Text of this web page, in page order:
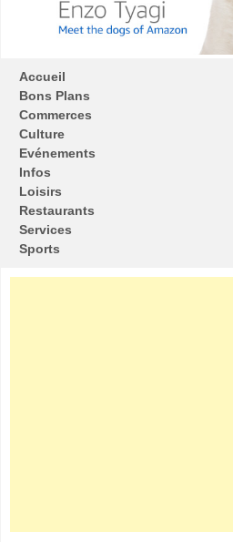
Accueil
Bons Plans
Commerces
Culture
Evénements
Infos
Loisirs
Restaurants
Services
Sports